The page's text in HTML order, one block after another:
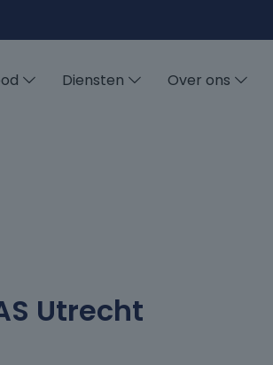
Diensten Over ons
Utrecht